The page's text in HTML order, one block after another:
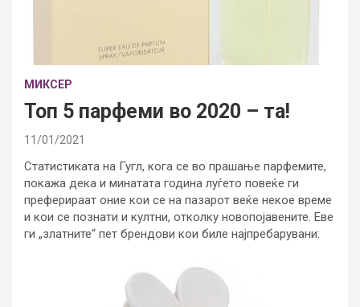
МИКСЕР
Топ 5 парфеми во 2020 – та!
11/01/2021
Статистиката на Гугл, кога се во прашање парфемите,
покажа дека и минатата година луѓето повеќе ги
преферираат оние кои се на пазарот веќе некое време
и кои се познати и култни, отколку новопојавените. Еве
ги „златните“ пет брендови кои биле најпребарувани: